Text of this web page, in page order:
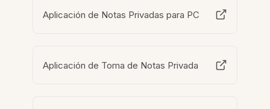
Aplicación de Notas Privadas para PC
Aplicación de Toma de Notas Privada